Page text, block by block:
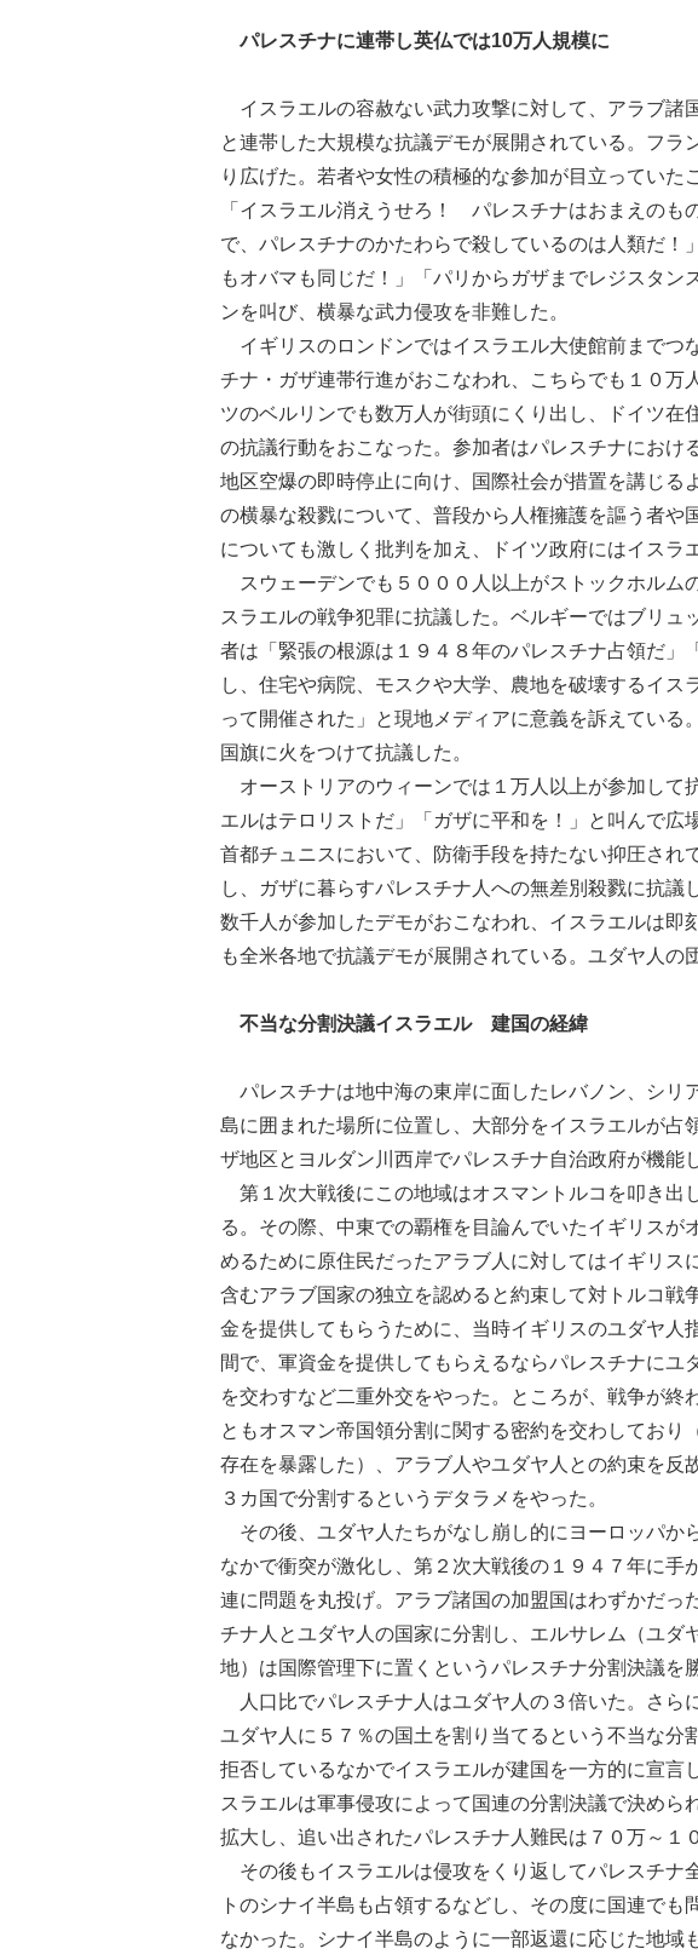
パレスチナに連帯し英仏では10万人規模に
イスラエルの容赦ない武力攻撃に対して、アラブ諸
と連帯した大規模な抗議デモが展開されている。フラ
り広げた。若者や女性の積極的な参加が目立っていた
「イスラエル消えうせろ！ パレスチナはおまえのも
で、パレスチナのかたわらで殺しているのは人類だ！
もオバマも同じだ！」「パリからガザまでレジスタ
ンを叫び、横暴な武力侵攻を非難した。
イギリスのロンドンではイスラエル大使館前までつ
チナ・ガザ連帯行進がおこなわれ、こちらでも１０万
ツのベルリンでも数万人が街頭にくり出し、ドイツ在
の抗議行動をおこなった。参加者はパレスチナにおけ
地区空爆の即時停止に向け、国際社会が措置を講じる
の横暴な殺戮について、普段から人権擁護を謳う者や
についても激しく批判を加え、ドイツ政府にはイスラ
スウェーデンでも５０００人以上がストックホルム
スラエルの戦争犯罪に抗議した。ベルギーではブリュ
者は「緊張の根源は１９４８年のパレスチナ占領だ」
し、住宅や病院、モスクや大学、農地を破壊するイス
って開催された」と現地メディアに意義を訴えている
国旗に火をつけて抗議した。
オーストリアのウィーンでは１万人以上が参加して
エルはテロリストだ」「ガザに平和を！」と叫んで広
首都チュニスにおいて、防衛手段を持たない抑圧され
し、ガザに暮らすパレスチナ人への無差別殺戮に抗議
数千人が参加したデモがおこなわれ、イスラエルは即
も全米各地で抗議デモが展開されている。ユダヤ人の
不当な分割決議イスラエル 建国の経緯
パレスチナは地中海の東岸に面したレバノン、シリ
島に囲まれた場所に位置し、大部分をイスラエルが占
ザ地区とヨルダン川西岸でパレスチナ自治政府が機能
第１次大戦後にこの地域はオスマントルコを叩き出
る。その際、中東での覇権を目論んでいたイギリスが
めるために原住民だったアラブ人に対してはイギリス
含むアラブ国家の独立を認めると約束して対トルコ戦
金を提供してもらうために、当時イギリスのユダヤ人
間で、軍資金を提供してもらえるならパレスチナにユ
を交わすなど二重外交をやった。ところが、戦争が終
ともオスマン帝国領分割に関する密約を交わしており
存在を暴露した）、アラブ人やユダヤ人との約束を反
３カ国で分割するというデタラメをやった。
その後、ユダヤ人たちがなし崩し的にヨーロッパか
なかで衝突が激化し、第２次大戦後の１９４７年に手
連に問題を丸投げ。アラブ諸国の加盟国はわずかだっ
チナ人とユダヤ人の国家に分割し、エルサレム（ユダ
地）は国際管理下に置くというパレスチナ分割決議を
人口比でパレスチナ人はユダヤ人の３倍いた。さら
ユダヤ人に５７％の国土を割り当てるという不当な分
拒否しているなかでイスラエルが建国を一方的に宣言
スラエルは軍事侵攻によって国連の分割決議で決めら
拡大し、追い出されたパレスチナ人難民は７０万～１
その後もイスラエルは侵攻をくり返してパレスチナ
トのシナイ半島も占領するなどし、その度に国連で
なかった。シナイ半島のように一部返還に応じた地域